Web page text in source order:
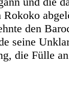
den
seine
die Fülle an